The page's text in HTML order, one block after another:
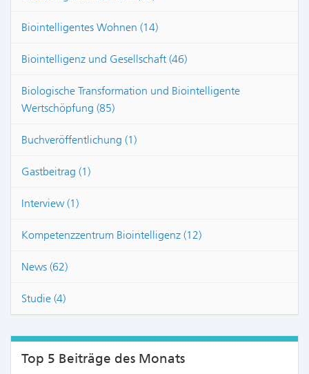
Biointelligentes Wohnen (14)
Biointelligenz und Gesellschaft (46)
Biologische Transformation und Biointelligente
Wertschöpfung (85)
Buchveröffentlichung (1)
Gastbeitrag (1)
Interview (1)
Kompetenzzentrum Biointelligenz (12)
News (62)
Studie (4)
Top 5 Beiträge des Monats